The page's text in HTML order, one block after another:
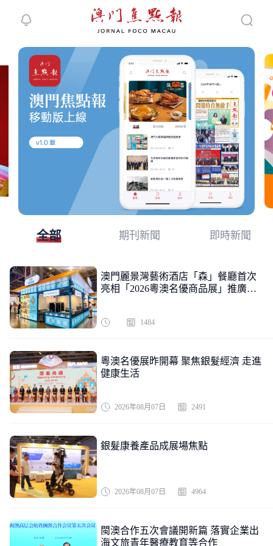
繼續下拉重繪
全部 期刊新聞 即時新聞
澳門麗景灣藝術酒店「森」餐廳首次
亮相「2026粵澳名優商品展」推廣清
1484
粵澳名優展昨開幕 聚焦銀髮經濟 走進
健康生活
2026年08月07日 2491
銀髮康養產品成展場焦點
2026年08月07日 4964
閩澳合作五次會議開新篇 落實企業出
海文旅青年醫療教育等合作